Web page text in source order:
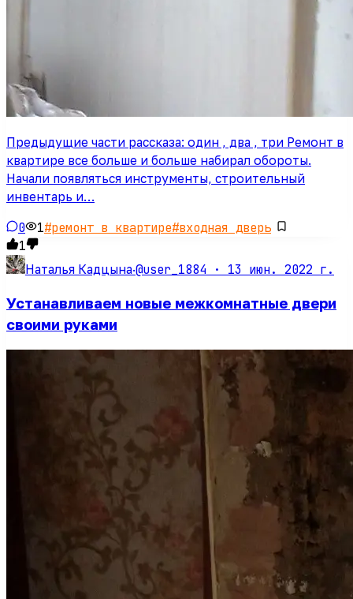
Предыдущие части рассказа: один , два , три Ремонт в
квартире все больше и больше набирал обороты.
Начали появляться инструменты, строительный
инвентарь и…
0 1#ремонт в квартире#входная дверь
1
Наталья Кадцына·@user_1884 · 13 июн. 2022 г.
Устанавливаем новые межкомнатные двери
своими руками